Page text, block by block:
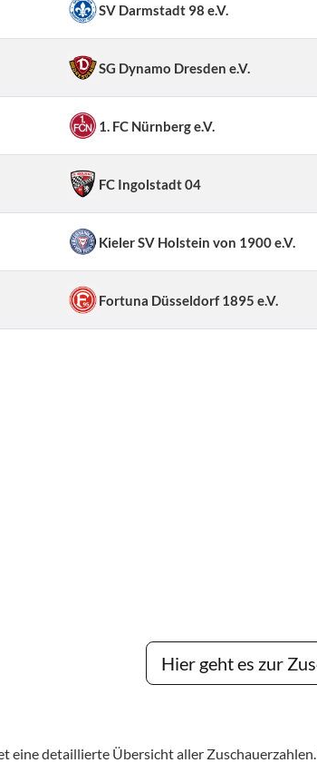
SV Darmstadt 98 e.V.
SG Dynamo Dresden e.V.
1. FC Nürnberg e.V.
FC Ingolstadt 04
Kieler SV Holstein von 1900 e.V.
Fortuna Düsseldorf 1895 e.V.
Hier geht es zur
eine detaillierte Übersicht aller